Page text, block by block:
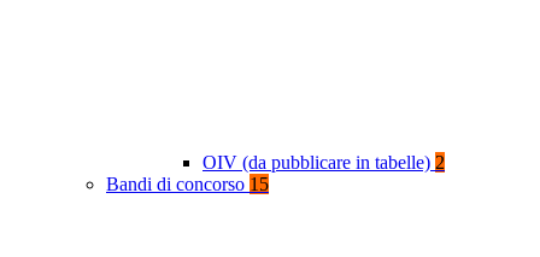
OIV (da pubblicare in tabelle) 2
Bandi di concorso 15